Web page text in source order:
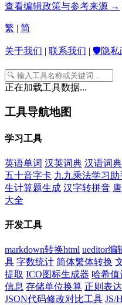
查看编辑政策与参考来源 →
繁 | 简
关于我们 | 联系我们 | 🛡️隐私
正在加载工具数据...
工具导航地图
学习工具
英语单词 汉英词典 汉语词典
五十音字卡 九九乘法学习助
生计算题生成 汉字转拼音
大全
开发工具
markdown转换html ueditor编
具 字数统计 简体繁体转换
提取 ICO图标生成器 哈希值
信息 存储单位换算 正则表
JSON代码修改对比工具 JS/